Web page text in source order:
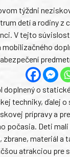
týždni
detí a rodiny z
V tejto
mobilizačného
doplnený o
techniky, ďalej o
prípravy a
počasia. Deti
zbrane, materiál a
atrakciou pre